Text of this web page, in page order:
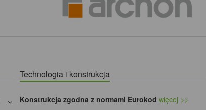
Technologia i konstrukcja
Konstrukcja zgodna z normami Eurokod więcej >>